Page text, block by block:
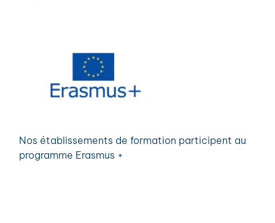
Nos établissements de formation participent au
programme Erasmus +